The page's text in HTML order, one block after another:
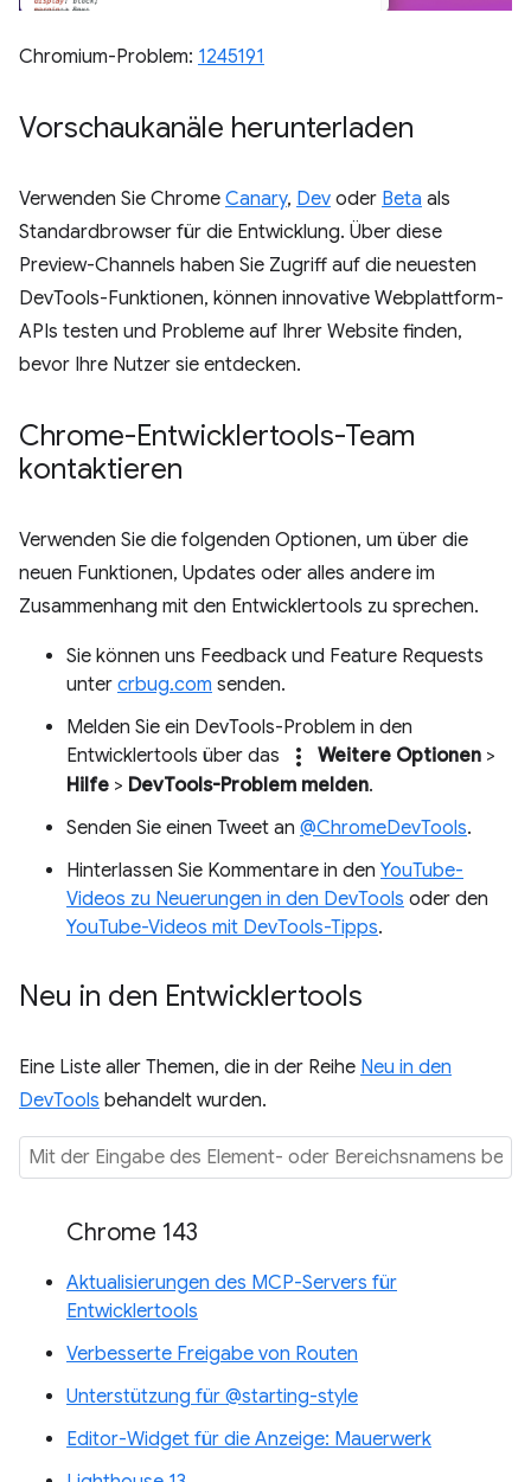
Chromium-Problem: 1245191
Vorschaukanäle herunterladen
Verwenden Sie Chrome Canary, Dev oder Beta als
Standardbrowser für die Entwicklung. Über diese
Preview-Channels haben Sie Zugriff auf die neuesten
DevTools-Funktionen, können innovative Webplattform-
APIs testen und Probleme auf Ihrer Website finden,
bevor Ihre Nutzer sie entdecken.
Chrome-Entwicklertools-Team
kontaktieren
Verwenden Sie die folgenden Optionen, um über die
neuen Funktionen, Updates oder alles andere im
Zusammenhang mit den Entwicklertools zu sprechen.
Sie können uns Feedback und Feature Requests
unter crbug.com senden.
Melden Sie ein DevTools-Problem in den
Entwicklertools über das
more_vert Weitere Optionen >
Hilfe > DevTools-Problem melden.
Senden Sie einen Tweet an @ChromeDevTools.
Hinterlassen Sie Kommentare in den YouTube-
Videos zu Neuerungen in den DevTools oder den
YouTube-Videos mit DevTools-Tipps.
Neu in den Entwicklertools
Eine Liste aller Themen, die in der Reihe Neu in den
DevTools behandelt wurden.
Chrome 143
Aktualisierungen des MCP-Servers für
Entwicklertools
Verbesserte Freigabe von Routen
Unterstützung für @starting-style
Editor-Widget für die Anzeige: Mauerwerk